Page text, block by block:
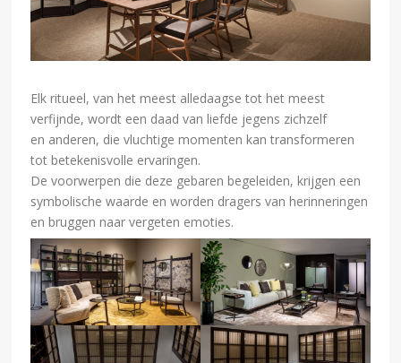
Elk ritueel, van het meest alledaagse tot het meest
verfijnde, wordt een daad van liefde jegens zichzelf
en anderen, die vluchtige momenten kan transformeren
tot betekenisvolle ervaringen.
De voorwerpen die deze gebaren begeleiden, krijgen een
symbolische waarde en worden dragers van herinneringen
en bruggen naar vergeten emoties.